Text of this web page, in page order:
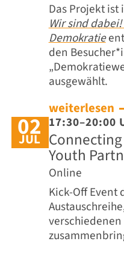
Das Projekt ist
Wir sind
Demokratie
den
ausgewählt.
weiterlesen
02
JUL
17:30–20:00
Youth
Online
Kick-Off Event